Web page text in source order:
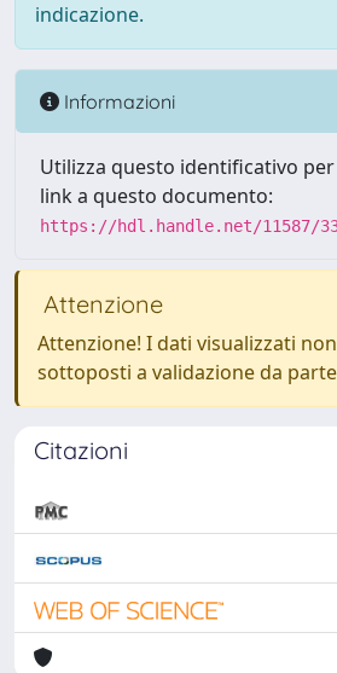
indicazione.
Informazioni
Utilizza questo identificativo
link a questo documento:
https://hdl.handle.net/11587/
Attenzione
Attenzione! I dati visualizzati
sottoposti a validazione da
Citazioni